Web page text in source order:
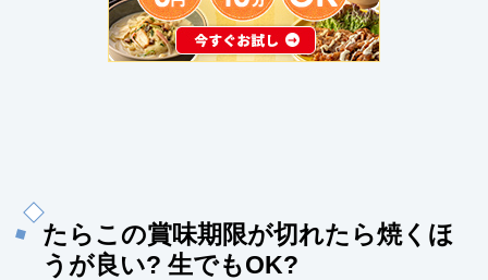
たらこの賞味期限が切れたら焼くほ
うが良い? 生でもOK?